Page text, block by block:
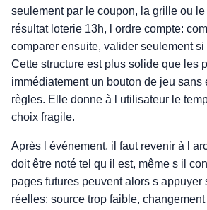
seulement par le coupon, la grille ou
résultat loterie 13h, l ordre compte:
comparer ensuite, valider seulement si
Cette structure est plus solide que les
immédiatement un bouton de jeu sans
règles. Elle donne à l utilisateur le
choix fragile.
Après l événement, il faut revenir à l
doit être noté tel qu il est, même s il
pages futures peuvent alors s appuyer
réelles: source trop faible, changement